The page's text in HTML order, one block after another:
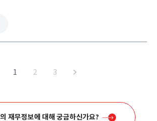
1 2 3
재무정보에 대해 궁금하신가요?